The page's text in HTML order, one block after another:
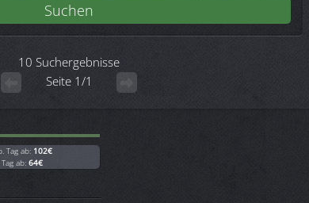
10 Suchergebnisse
Seite 1/1
Tag ab: 102€
ab: 64€